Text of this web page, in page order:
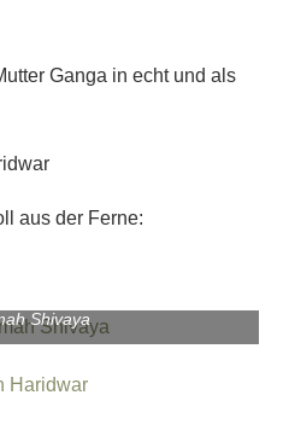
Ganga in echt und als
aus der Ferne:
Shivaya